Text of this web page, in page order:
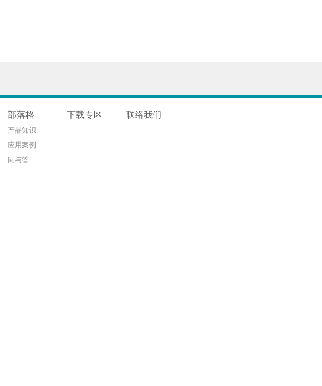
部落格
产品知识
应用案例
问与答
下载专区 联络我们